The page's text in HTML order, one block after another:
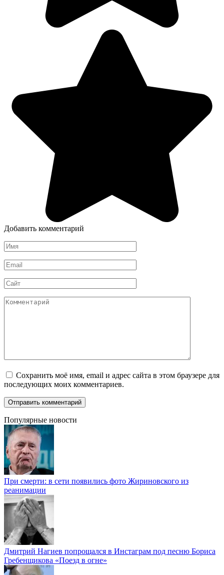
Добавить комментарий
Имя
*
Email
*
Сайт
Комментарий
Сохранить моё имя, email и адрес сайта в этом браузере для
последующих моих комментариев.
Популярные новости
При смерти: в сети появились фото Жириновского из
реанимации
Дмитрий Нагиев попрощался в Инстаграм под песню Бориса
Гребенщикова «Поезд в огне»